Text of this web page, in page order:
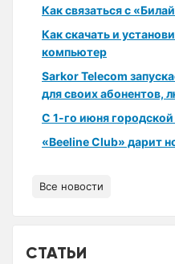
Как связаться с
Как скачать и
компьютер
Sarkor Telecom
для своих абонентов,
С 1-го июня
«Beeline Club» дарит
Все новости
СТАТЬИ